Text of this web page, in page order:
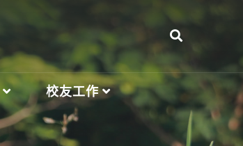
校友工作